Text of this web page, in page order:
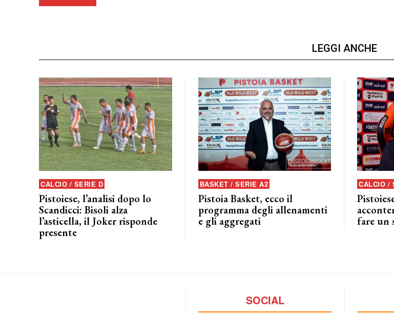
LEGGI ANCHE
CALCIO / SERIE D
Pistoiese, l’analisi dopo lo
Scandicci: Bisoli alza
l’asticella, il Joker risponde
presente
BASKET / SERIE A2
Pistoia Basket, ecco il
programma degli allenamenti
e gli aggregati
CALCIO /
fare un
SOCIAL